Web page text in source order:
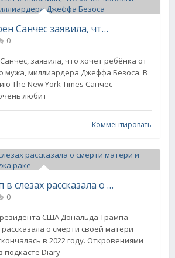
56-летняя Лорен Санчес заявила, что хочет завести ребёнка от мужа-миллиардера Джеффа Безоса
0
заявила, что хочет ребёнка от
мужа, миллиардера Джеффа Безоса. В
The New York Times Санчес
любит
Комментировать
Иванка Трамп в слезах рассказала о смерти матери и обнаруженном у мужа раке
0
США Дональда Трампа
о смерти своей матери
в 2022 году. Откровениями
подкасте Diary